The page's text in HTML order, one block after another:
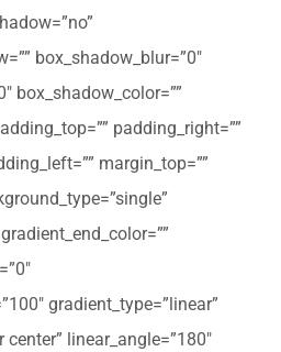
box_shadow_blur=”0″
box_shadow_color=””
padding_right=””
margin_top=””
gradient_type=”linear”
linear_angle=”180″